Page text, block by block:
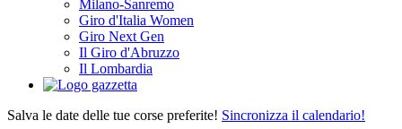
Milano-Sanremo
Giro d'Italia Women
Giro Next Gen
Il Giro d'Abruzzo
Il Lombardia
Salva le date delle tue corse preferite! Sincronizza il calendario!